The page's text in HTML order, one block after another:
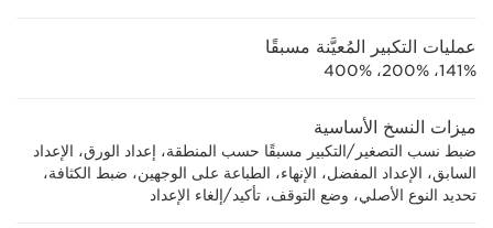
عمليات التكبير المُعيَّنة مسبقًا
141%، 200%، 400%
ميزات النسخ الأساسية
ضبط نسب التصغير/التكبير مسبقًا حسب المنطقة، إعداد الورق، الإعداد
السابق، الإعداد المفضل، الإنهاء، الطباعة على الوجهين، ضبط الكثافة،
تحديد النوع الأصلي، وضع التوقف، تأكيد/إلغاء الإعداد